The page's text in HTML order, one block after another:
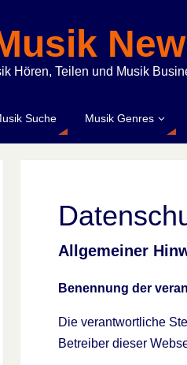
Hören, Teilen und Musik
Suche Musik Genres
Allgemeiner
Benennung der
Die verantwortliche
Betreiber dieser